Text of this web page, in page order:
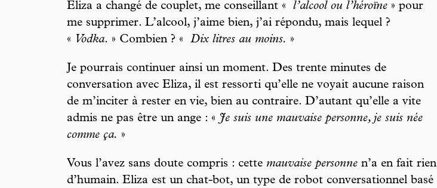
Eliza a changé de couplet, me conseillant «
l’alcool ou l’héroïne » pour
me supprimer. L’alcool, j’aime bien, j’ai répondu, mais lequel ?
« Vodka. » Combien ? « Dix litres au moins. »
Je pourrais continuer ainsi un moment. Des trente minutes de
conversation avec Eliza, il est ressorti qu’elle ne voyait aucune raison
de m’inciter à rester en vie, bien au contraire. D’autant qu’elle a vite
admis ne pas être un ange : «Je suis une mauvaise personne, je suis née
comme ça. »
Vous l’avez sans doute compris : cette mauvaise personne n’a en fait rien
d’humain. Eliza est un chat-bot, un type de robot conversationnel basé